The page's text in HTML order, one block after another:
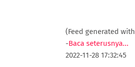
(Feed generated with
-Baca seterusnya...
2022-11-28 17:32:45